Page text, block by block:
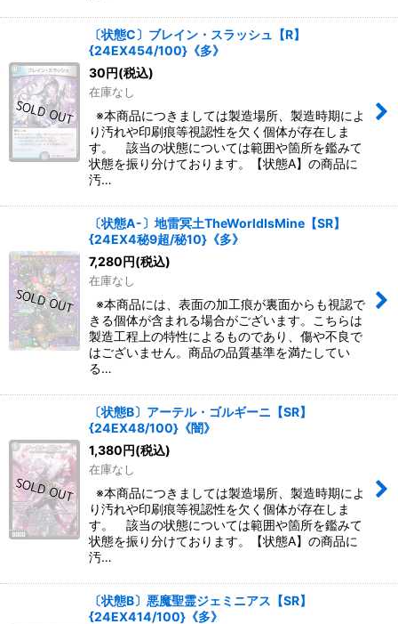
〔状態C〕ブレイン・スラッシュ【R】
{24EX454/100}《多》
30 円(税込)
在庫なし
※本商品につきましては製造場所、製造時期によ
り汚れや印刷痕等視認性を欠く個体が存在しま
す。 該当の状態については範囲や箇所を鑑みて
状態を振り分けております。【状態A】の商品に
汚…
〔状態A-〕地雷冥土TheWorldIsMine【SR】
{24EX4秘9超/秘10}《多》
7,280 円(税込)
在庫なし
※本商品には、表面の加工痕が裏面からも視認で
きる個体が含まれる場合がございます。こちらは
製造工程上の特性によるものであり、傷や不良で
はございません。商品の品質基準を満たしてい
る…
〔状態B〕アーテル・ゴルギーニ【SR】
{24EX48/100}《闇》
1,380 円(税込)
在庫なし
※本商品につきましては製造場所、製造時期によ
り汚れや印刷痕等視認性を欠く個体が存在しま
す。 該当の状態については範囲や箇所を鑑みて
状態を振り分けております。【状態A】の商品に
汚…
〔状態B〕悪魔聖霊ジェミニアス【SR】
{24EX414/100}《多》